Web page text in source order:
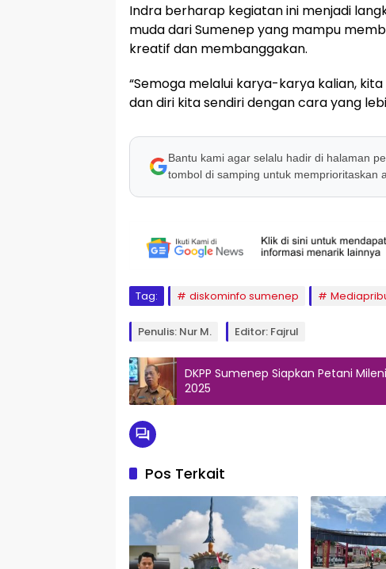
Indra berharap kegiatan ini menjadi
muda dari Sumenep yang mampu
kreatif dan membanggakan.
“Semoga melalui karya-karya kalian,
dan diri kita sendiri dengan cara yang
Bantu kami agar selalu hadir di halaman
tombol di samping untuk memprioritaskan
Tag: diskominfo sumenep
Penulis: Nur M. Editor: Fajrul
DKPP Sumenep Siapkan Petani
2025
Pos Terkait